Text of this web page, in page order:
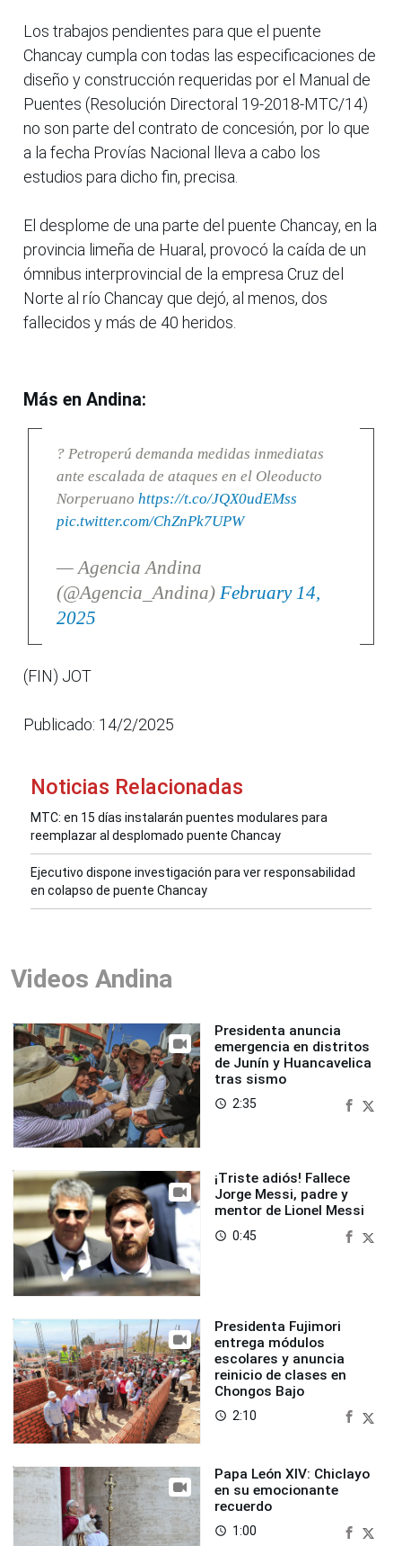
Los trabajos pendientes para que el puente
Chancay cumpla con todas las especificaciones de
diseño y construcción requeridas por el Manual de
Puentes (Resolución Directoral 19-2018-MTC/14)
no son parte del contrato de concesión, por lo que
a la fecha Provías Nacional lleva a cabo los
estudios para dicho fin, precisa.
El desplome de una parte del puente Chancay, en la
provincia limeña de Huaral, provocó la caída de un
ómnibus interprovincial de la empresa Cruz del
Norte al río Chancay que dejó, al menos, dos
fallecidos y más de 40 heridos.
Más en Andina:
? Petroperú demanda medidas inmediatas
ante escalada de ataques en el Oleoducto
Norperuano https://t.co/JQX0udEMss
pic.twitter.com/ChZnPk7UPW
— Agencia Andina
(@Agencia_Andina) February 14,
2025
(FIN) JOT
Publicado: 14/2/2025
Noticias Relacionadas
MTC: en 15 días instalarán puentes modulares para
reemplazar al desplomado puente Chancay
Ejecutivo dispone investigación para ver responsabilidad
en colapso de puente Chancay
Videos Andina
Presidenta anuncia
emergencia en distritos
de Junín y Huancavelica
tras sismo
access_time 2:35
¡Triste adiós! Fallece
Jorge Messi, padre y
mentor de Lionel Messi
access_time 0:45
Presidenta Fujimori
entrega módulos
escolares y anuncia
reinicio de clases en
Chongos Bajo
access_time 2:10
Papa León XIV: Chiclayo
en su emocionante
recuerdo
access_time 1:00